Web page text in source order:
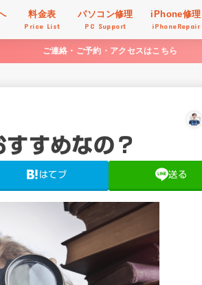
料金表
Price List
パソコン修理
PC Support
iPhone修理
iPhoneRepair
ご連絡・ご予約・アクセスはこちら
すめなの？
はてブ 送る